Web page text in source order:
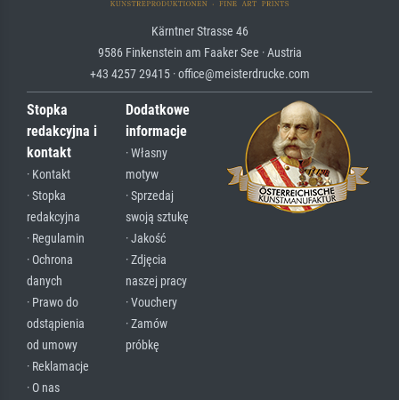
Kärntner Strasse 46
9586 Finkenstein am Faaker See · Austria
+43 4257 29415 · office@meisterdrucke.com
Stopka
redakcyjna i
kontakt
· Kontakt
· Stopka
redakcyjna
· Regulamin
· Ochrona
danych
· Prawo do
odstąpienia
od umowy
· Reklamacje
· O nas
Dodatkowe
informacje
· Własny
motyw
· Sprzedaj
swoją sztukę
· Jakość
· Zdjęcia
naszej pracy
· Vouchery
· Zamów
próbkę